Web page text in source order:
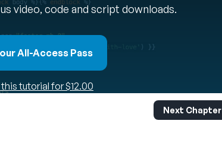
video, code and script downloads.
All-Access Pass
tutorial for $12.00
Next Chapter